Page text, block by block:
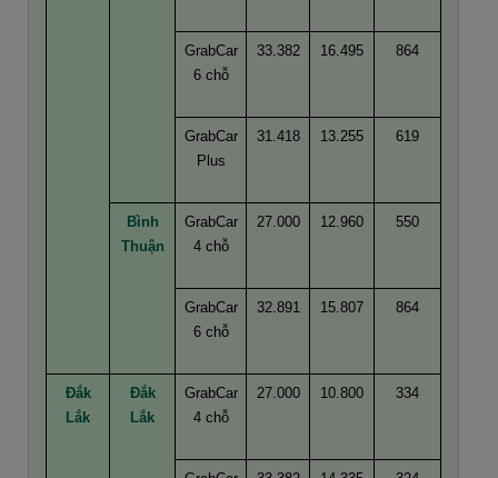
GrabCar
6 chỗ
33.382 16.495 864
GrabCar
Plus
31.418 13.255 619
Bình
Thuận
GrabCar
4 chỗ
27.000 12.960 550
GrabCar
6 chỗ
32.891 15.807 864
Đắk
Lắk
Đắk
Lắk
GrabCar
4 chỗ
27.000 10.800 334